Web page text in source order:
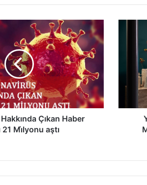
Çıkan Haber
21 Mi̇lyonu aştı
Philips
Modelleri
Temmuz
Ayında